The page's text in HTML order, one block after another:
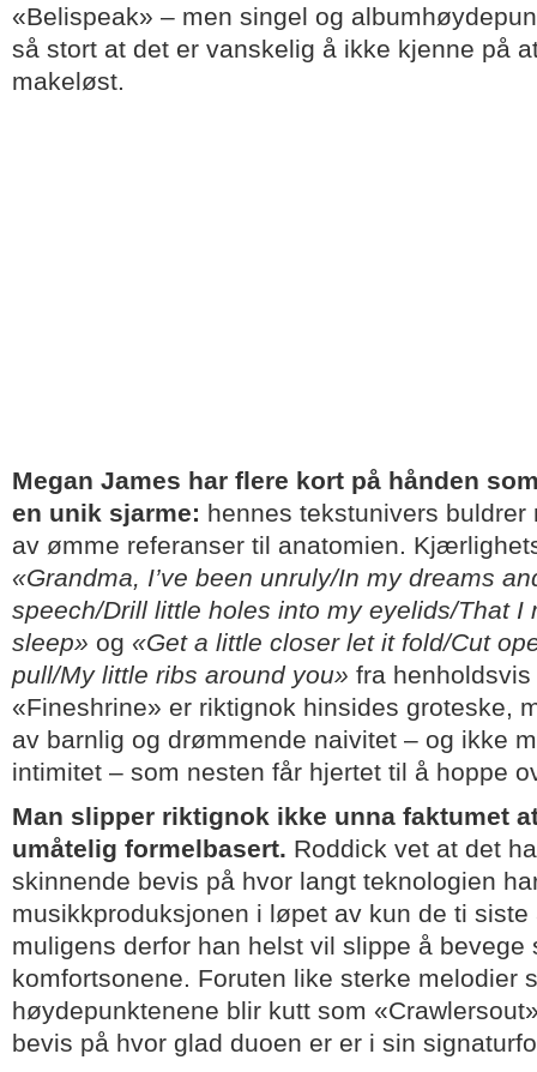
«Belispeak» – men singel og
så stort at det er vanskelig å ikke kjenne på
makeløst.
Megan James har flere kort på hånden
en unik sjarme: hennes tekstunivers buldrer
av ømme referanser til anatomien.
«Grandma, I’ve been unruly/In my dreams
speech/Drill little holes into my eyelids/That I
sleep» og «Get a little closer let it fold/Cut
pull/My little ribs around you» fra
«Fineshrine» er riktignok hinsides groteske,
av barnlig og drømmende naivitet – og ikke
intimitet – som nesten får hjertet til å hoppe
Man slipper riktignok ikke unna faktumet
umåtelig formelbasert. Roddick vet at det
skinnende bevis på hvor langt teknologien
musikkproduksjonen i løpet av kun de ti siste
muligens derfor han helst vil slippe å bevege
komfortsonene. Foruten like sterke melodier
høydepunktenene blir kutt som
bevis på hvor glad duoen er er i sin